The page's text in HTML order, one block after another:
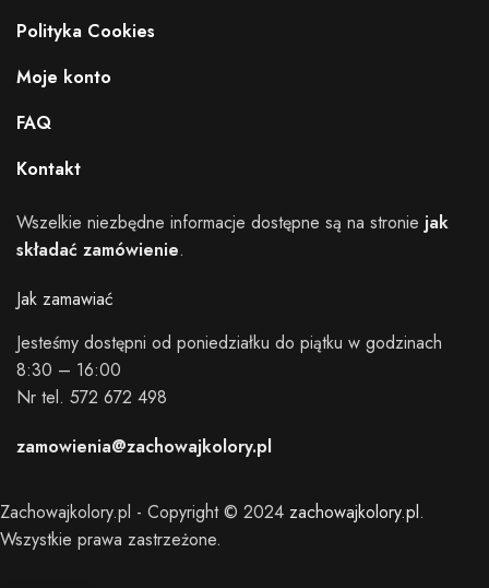
Polityka Cookies
Moje konto
FAQ
Kontakt
Wszelkie niezbędne informacje dostępne są na stronie jak
składać zamówienie.
Jak zamawiać
Jesteśmy dostępni od poniedziałku do piątku w godzinach
8:30 – 16:00
Nr tel. 572 672 498
zamowienia@zachowajkolory.pl
Zachowajkolory.pl - Copyright © 2024 zachowajkolory.pl.
Wszystkie prawa zastrzeżone.